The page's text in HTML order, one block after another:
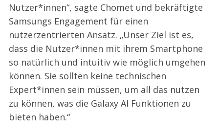
Nutzer*innen“, sagte Chomet und bekräftigte
Samsungs Engagement für einen
nutzerzentrierten Ansatz. „Unser Ziel ist es,
dass die Nutzer*innen mit ihrem Smartphone
so natürlich und intuitiv wie möglich umgehen
können. Sie sollten keine technischen
Expert*innen sein müssen, um all das nutzen
zu können, was die Galaxy AI Funktionen zu
bieten haben.“